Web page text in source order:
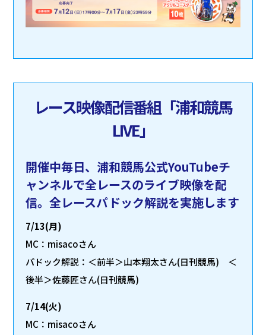
レース映像配信番組「浦和競馬
LIVE」
開催中毎日、浦和競馬公式YouTubeチ
ャンネルで全レースのライブ映像を配
信。全レースパドック解説を実施します
7/13(月)
MC：misacoさん
パドック解説：＜前半＞山本翔太さん(日刊競馬) ＜
後半＞佐藤匠さん(日刊競馬)
7/14(火)
MC：misacoさん